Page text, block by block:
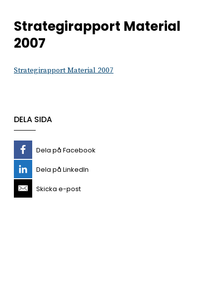
Strategirapport Material
2007
Strategirapport Material 2007
DELA SIDA
Dela på Facebook
Dela på LinkedIn
Skicka e-post